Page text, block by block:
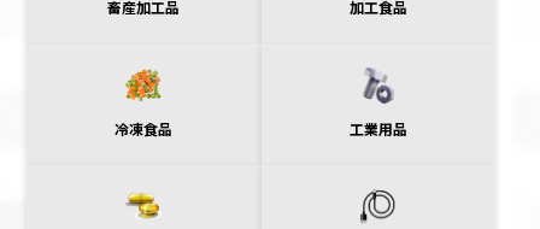
畜産加工品 加工食品
冷凍食品 工業用品